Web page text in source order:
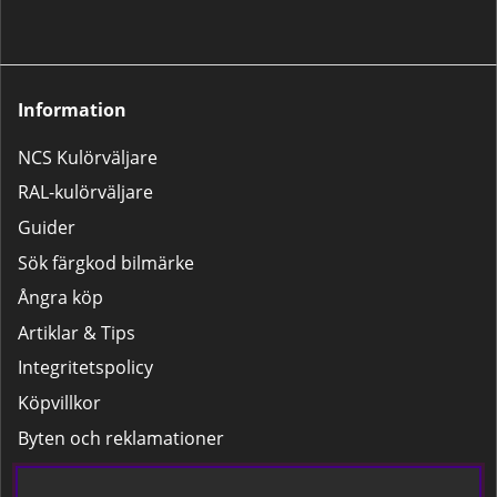
Information
NCS Kulörväljare
RAL-kulörväljare
Guider
Sök färgkod bilmärke
Ångra köp
Artiklar & Tips
Integritetspolicy
Köpvillkor
Byten och reklamationer
Leverans